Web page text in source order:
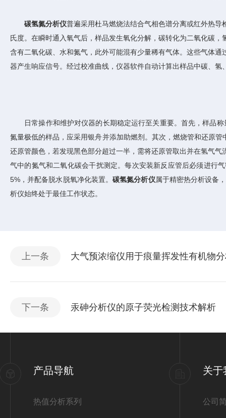
碳氢氮分析仪普遍采用杜马燃烧法结合气相色谱分离或红外热
氏度。在瞬时通入氧气后，样品发生氧化分解，碳转化为二氧化碳
含有二氧化碳、水和氮气，此外可能混有少量稀有气体。这些气体
器产生响应信号。经过校准曲线，仪器软件自动计算出样品中碳、
日常操作和维护对仪器的长期稳定运行至关重要。首先，样品称
氮量极低的样品，应采用银舟并添加助燃剂。其次，燃烧管和还原
还原管颜色，若发现黑色部分超过一半，需将还原管取出并在氢气
气中的氮气和二氧化碳会干扰测定。每次安装新反应管后必须进行
5%，并配备脱水脱氧净化装置。碳氢氮分析仪属于精密热分析设备
析仪始终处于最佳工作状态。
上一条 大气预浓缩仪用于痕量挥发性有机物
下一条 汞砷分析仪的原子荧光检测技术解析
产品导航
热值分析系列
关于
公司